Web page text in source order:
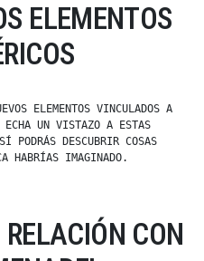
ELEMENTOS
ELEMENTOS VINCULADOS A
ECHA UN VISTAZO A ESTAS
PODRÁS DESCUBRIR COSAS
HABRÍAS IMAGINADO.
CON